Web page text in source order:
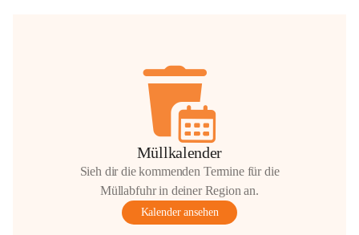
Müllkalender
Sieh dir die kommenden Termine für die
Müllabfuhr in deiner Region an.
Kalender ansehen